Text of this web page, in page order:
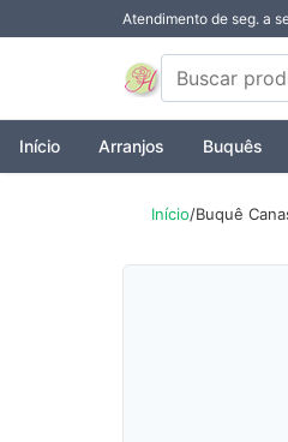
Atendimento de seg. a
Início Arranjos Buquês
Início/Buquê